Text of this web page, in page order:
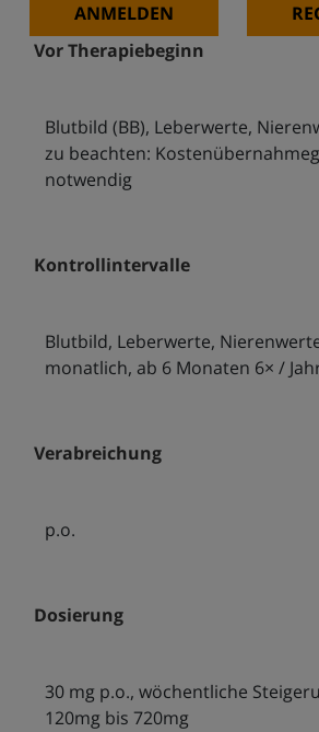
ANMELDEN
Vor Therapiebeginn
Blutbild (BB), Leberwerte,
zu beachten:
notwendig
Kontrollintervalle
Blutbild, Leberwerte,
monatlich, ab 6 Monaten 6× /
Verabreichung
p.o.
Dosierung
30 mg p.o., wöchentliche
120mg bis 720mg